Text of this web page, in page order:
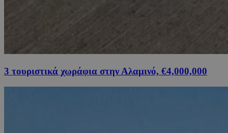
3 τουριστικά χωράφια στην Αλαμινό, €4,000,000